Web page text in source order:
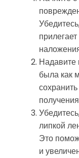
Надавите
была как
липкой
Это
и